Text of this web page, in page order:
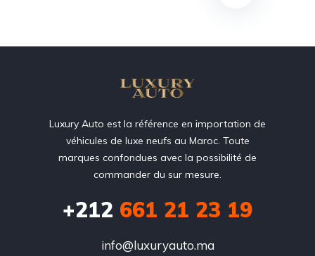
Luxury Auto est la référence en importation de
véhicules de luxe neufs au Maroc. Toute
marques confondues avec la possibilité de
commander du sur mesure.
+212 ‭661 21 23 19‬
info@luxuryauto.ma